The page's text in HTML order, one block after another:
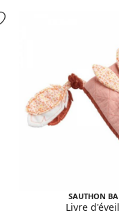
SAUTHON
Livre